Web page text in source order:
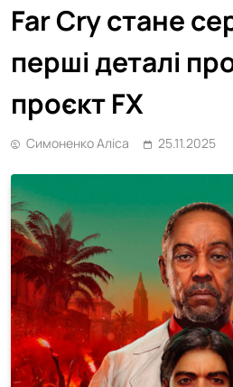
Far Cry стане
перші деталі
проєкт FX
Симоненко Аліса 25.11.2025